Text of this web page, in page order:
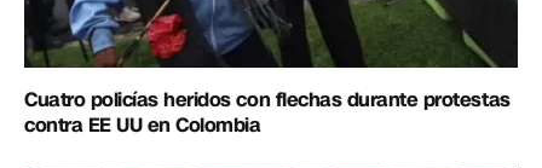
Cuatro policías heridos con flechas durante protestas
contra EE UU en Colombia